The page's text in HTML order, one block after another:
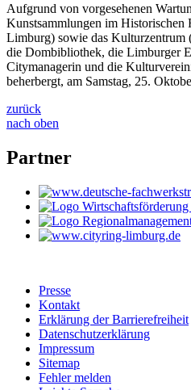
Aufgrund von vorgesehenen
Kunstsammlungen im Historischen
Limburg) sowie das Kulturzentrum
die Dombibliothek, die Limburger
Citymanagerin und die
beherbergt, am Samstag, 25.
zurück
nach oben
Partner
Presse
Kontakt
Erklärung der Barrierefreiheit
Datenschutzerklärung
Impressum
Sitemap
Fehler melden